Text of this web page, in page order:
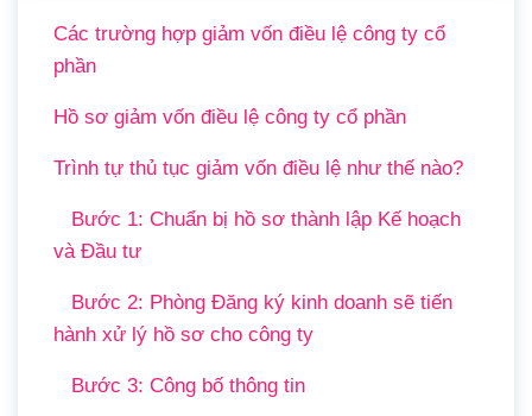
Các trường hợp giảm vốn điều lệ công ty cổ
phần
Hồ sơ giảm vốn điều lệ công ty cổ phần
Trình tự thủ tục giảm vốn điều lệ như thế nào?
Bước 1: Chuẩn bị hồ sơ thành lập Kế hoạch
và Đầu tư
Bước 2: Phòng Đăng ký kinh doanh sẽ tiến
hành xử lý hồ sơ cho công ty
Bước 3: Công bố thông tin